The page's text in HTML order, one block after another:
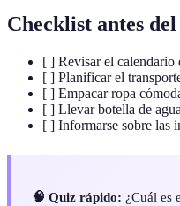
Checklist antes
[ ] Revisar el calendario
[ ] Planificar el
[ ] Empacar ropa
[ ] Llevar botella de
[ ] Informarse sobre las
🧠 Quiz rápido: ¿Cuál es